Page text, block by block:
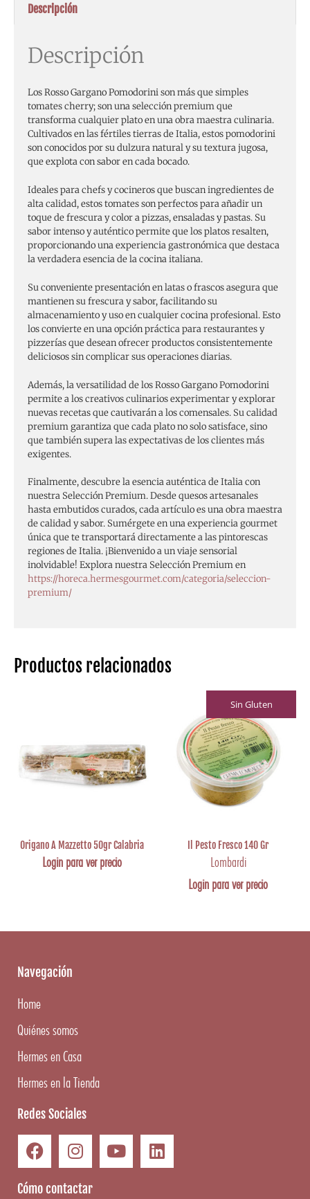
Productos relacionados
Origano A Mazzetto 50gr Calabria
Login para ver precio
Sin Gluten
Il Pesto Fresco 140 Gr
Lombardi
Login para ver precio
Descripción
Descripción
Los Rosso Gargano Pomodorini son más que simples
tomates cherry; son una selección premium que
transforma cualquier plato en una obra maestra culinaria.
Cultivados en las fértiles tierras de Italia, estos pomodorini
son conocidos por su dulzura natural y su textura jugosa,
que explota con sabor en cada bocado.
Ideales para chefs y cocineros que buscan ingredientes de
alta calidad, estos tomates son perfectos para añadir un
toque de frescura y color a pizzas, ensaladas y pastas. Su
sabor intenso y auténtico permite que los platos resalten,
proporcionando una experiencia gastronómica que destaca
la verdadera esencia de la cocina italiana.
Su conveniente presentación en latas o frascos asegura que
mantienen su frescura y sabor, facilitando su
almacenamiento y uso en cualquier cocina profesional. Esto
los convierte en una opción práctica para restaurantes y
pizzerías que desean ofrecer productos consistentemente
deliciosos sin complicar sus operaciones diarias.
Además, la versatilidad de los Rosso Gargano Pomodorini
permite a los creativos culinarios experimentar y explorar
nuevas recetas que cautivarán a los comensales. Su calidad
premium garantiza que cada plato no solo satisface, sino
que también supera las expectativas de los clientes más
exigentes.
Finalmente, descubre la esencia auténtica de Italia con
nuestra Selección Premium. Desde quesos artesanales
hasta embutidos curados, cada artículo es una obra maestra
de calidad y sabor. Sumérgete en una experiencia gourmet
única que te transportará directamente a las pintorescas
regiones de Italia. ¡Bienvenido a un viaje sensorial
inolvidable! Explora nuestra Selección Premium en
https://horeca.hermesgourmet.com/categoria/seleccion-
premium/
Navegación
Home
Quiénes somos
Hermes en Casa
Hermes en la Tienda
Redes Sociales
Cómo contactar